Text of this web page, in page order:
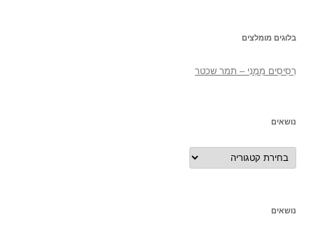
בלוגים מומלצים
רְסִיסִים מִמֶנִי – תמר שכטר
נושאים
נושאים
נושאים